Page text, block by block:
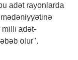
adət rayonlarda
milli adət-
olur".